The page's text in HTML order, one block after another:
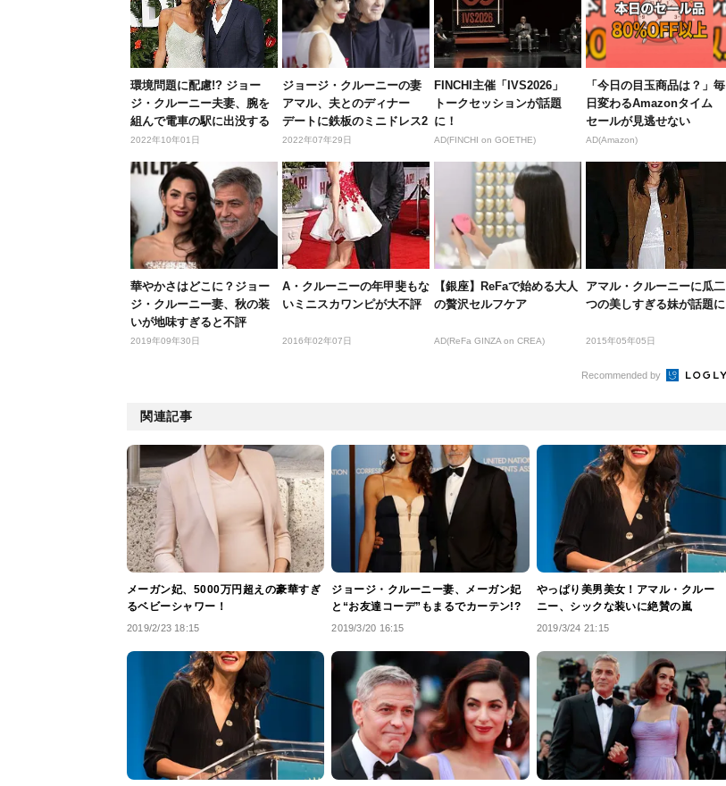
環境問題に配慮!? ジョー
ジ・クルーニー夫妻、腕を
組んで電車の駅に出没する
サプラ...
2022年10年01日
ジョージ・クルーニーの妻
アマル、夫とのディナー
デートに鉄板のミニドレス2
連続
2022年07年29日
FINCHI主催「IVS2026」
トークセッションが話題
に！
AD(FINCHI on GOETHE)
「今日の目玉商品は？」毎
日変わるAmazonタイム
セールが見逃せない
AD(Amazon)
華やかさはどこに？ジョー
ジ・クルーニー妻、秋の装
いが地味すぎると不評
2019年09年30日
A・クルーニーの年甲斐もな
いミニスカワンピが大不評
2016年02年07日
【銀座】ReFaで始める大人
の贅沢セルフケア
AD(ReFa GINZA on CREA)
アマル・クルーニーに瓜二
つの美しすぎる妹が話題に
2015年05年05日
Recommended by
関連記事
メーガン妃、5000万円超えの豪華すぎ
るベビーシャワー！
2019/2/23 18:15
ジョージ・クルーニー妻、メーガン妃
と“お友達コーデ”もまるでカーテン!?
2019/3/20 16:15
やっぱり美男美女！アマル・クルー
ニー、シックな装いに絶賛の嵐
2019/3/24 21:15